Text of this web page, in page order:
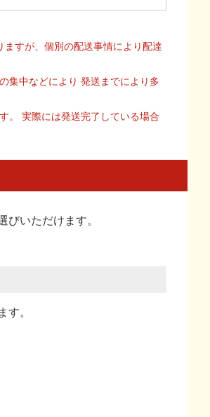
すが、個別の配送事情により配達
集中などにより 発送までにより多
。 実際には発送完了している場合
びいただけます。
す。